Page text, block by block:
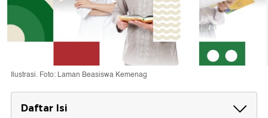
Ilustrasi. Foto: Laman Beasiswa Kemenag
Daftar Isi